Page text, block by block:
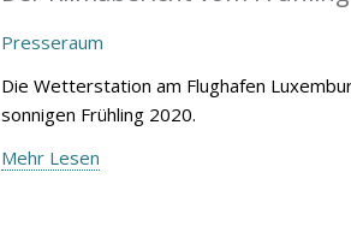
Presseraum
Die Wetterstation am Flughafen
sonnigen Frühling 2020.
Mehr Lesen